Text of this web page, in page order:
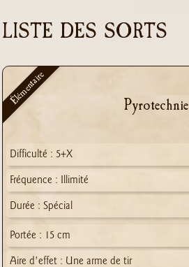
LISTE DES SORTS
Pyrotechnie
Difficulté : 5+X
Fréquence : Illimité
Durée : Spécial
Portée : 15 cm
Aire d'effet : Une arme de tir
Élémentaire